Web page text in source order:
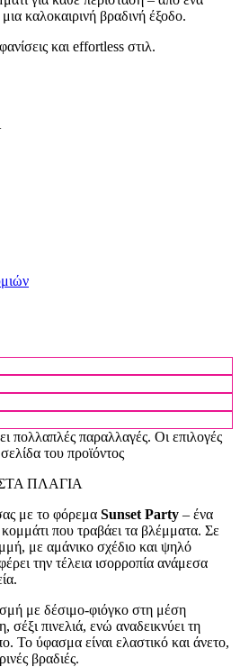
καλοκαιρινή βραδινή έξοδο.
και effortless στιλ.
πολλαπλές παραλλαγές. Οι επιλογές
του προϊόντος
ΠΛΑΓΙΑ
με το φόρεμα Sunset Party – ένα
που τραβάει τα βλέμματα. Σε
με αμάνικο σχέδιο και ψηλό
την τέλεια ισορροπία ανάμεσα
με δέσιμο-φιόγκο στη μέση
σέξι πινελιά, ενώ αναδεικνύει τη
Το ύφασμα είναι ελαστικό και άνετο,
βραδιές.